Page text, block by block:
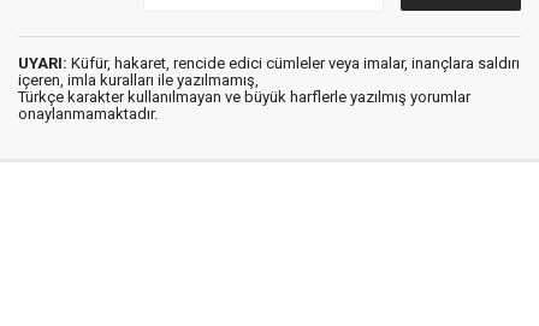
UYARI: Küfür, hakaret, rencide edici cümleler veya imalar, inançlara saldırı
içeren, imla kuralları ile yazılmamış,
Türkçe karakter kullanılmayan ve büyük harflerle yazılmış yorumlar
onaylanmamaktadır.